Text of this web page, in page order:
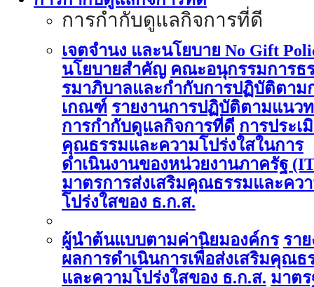
การกำกับดูแลกิจการที่ดี
เจตจำนง และนโยบาย No Gift
นโยบายสำคัญ คณะอนุกรรมการธ
รมาภิบาลและกำกับการปฏิบัติตาม
เกณฑ์ รายงานการปฏิบัติตามแนว
การกำกับดูแลกิจการที่ดี การประเ
คุณธรรมและความโปร่งใสในการ
ดำเนินงานของหน่วยงานภาครัฐ
มาตรการส่งเสริมคุณธรรมและคว
โปร่งใสของ ธ.ก.ส.
ผู้นำต้นแบบตามค่านิยมองค์กร รา
ผลการดำเนินการเพื่อส่งเสริมคุณธ
และความโปร่งใสของ ธ.ก.ส. มาต